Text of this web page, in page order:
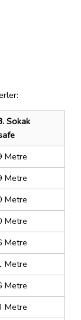
Sokak
Metre
Metre
Metre
Metre
Metre
Metre
Metre
Metre